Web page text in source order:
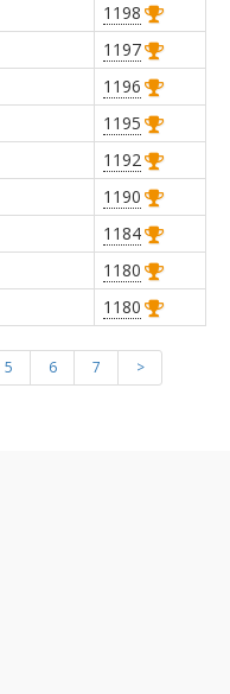
1198
1197
1196
1195
1192
1190
1184
1180
1180
5 6 7 >